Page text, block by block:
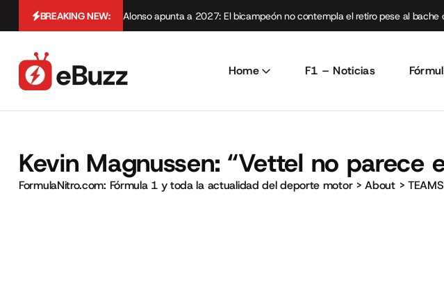
BREAKING NEW: Alonso apunta a 2027: El bicampeón no contempla el retiro pese al bache
Home F1 – Noticias
Kevin Magnussen: “Vettel no parece
FormulaNitro.com: Fórmula 1 y toda la actualidad del deporte motor>About> TEAMS